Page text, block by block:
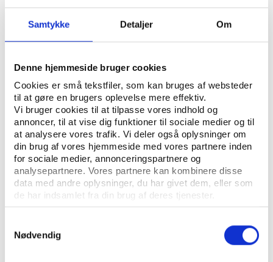
Samtykke Detaljer Om
Denne hjemmeside bruger cookies
Cookies er små tekstfiler, som kan bruges af websteder
til at gøre en brugers oplevelse mere effektiv.
Vi bruger cookies til at tilpasse vores indhold og
annoncer, til at vise dig funktioner til sociale medier og til
at analysere vores trafik. Vi deler også oplysninger om
din brug af vores hjemmeside med vores partnere inden
for sociale medier, annonceringspartnere og
analysepartnere. Vores partnere kan kombinere disse
data med andre oplysninger, du har givet dem, eller som
de har indsamlet fra din brug af deres tjenester.
Nødvendig
form samler op på rapportens resultater.
Læs også den mindre udgivelse